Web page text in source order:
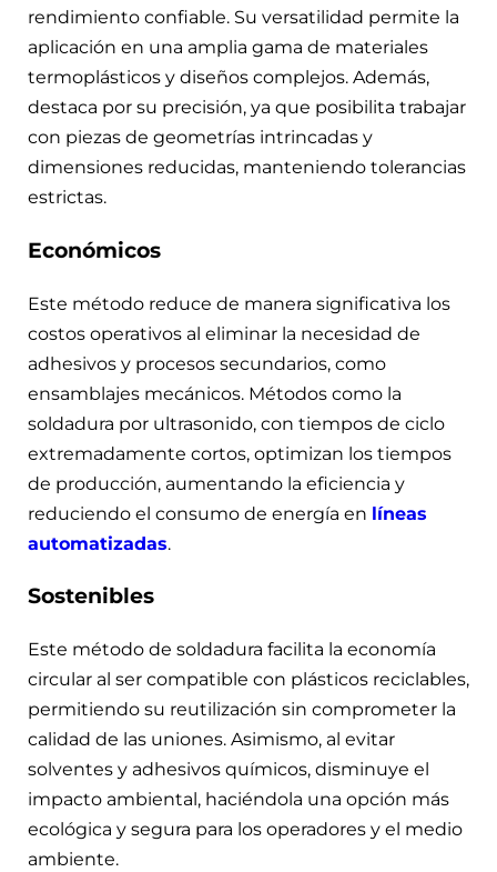
rendimiento confiable. Su versatilidad permite la
aplicación en una amplia gama de materiales
termoplásticos y diseños complejos. Además,
destaca por su precisión, ya que posibilita trabajar
con piezas de geometrías intrincadas y
dimensiones reducidas, manteniendo tolerancias
estrictas.
Económicos
Este método reduce de manera significativa los
costos operativos al eliminar la necesidad de
adhesivos y procesos secundarios, como
ensamblajes mecánicos. Métodos como la
soldadura por ultrasonido, con tiempos de ciclo
extremadamente cortos, optimizan los tiempos
de producción, aumentando la eficiencia y
reduciendo el consumo de energía en líneas
automatizadas.
Sostenibles
Este método de soldadura facilita la economía
circular al ser compatible con plásticos reciclables,
permitiendo su reutilización sin comprometer la
calidad de las uniones. Asimismo, al evitar
solventes y adhesivos químicos, disminuye el
impacto ambiental, haciéndola una opción más
ecológica y segura para los operadores y el medio
ambiente.